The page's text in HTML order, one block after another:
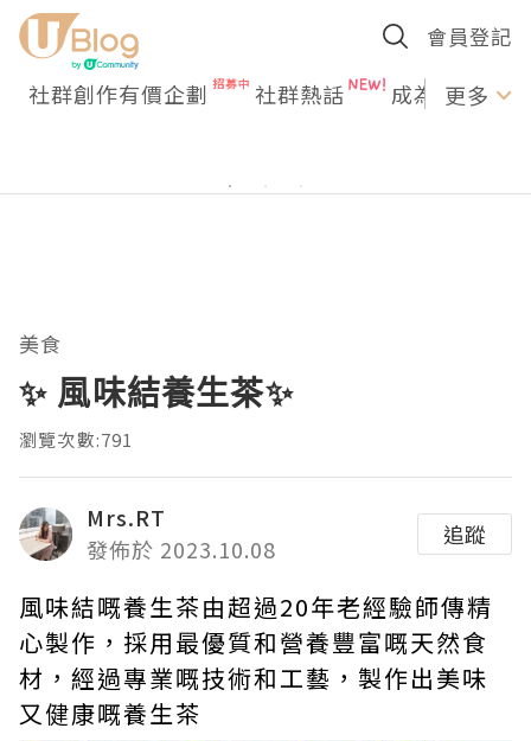
會員登記
社群創作有價企劃 社群熱話 成為U更多
美食
✨ 風味結養生茶✨
瀏覽次數:791
Mrs.RT
發佈於 2023.10.08
追蹤
風味結嘅養生茶由超過20年老經驗師傳精
心製作，採用最優質和營養豐富嘅天然食
材，經過專業嘅技術和工藝，製作出美味
又健康嘅養生茶